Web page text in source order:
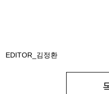
EDITOR_김정환